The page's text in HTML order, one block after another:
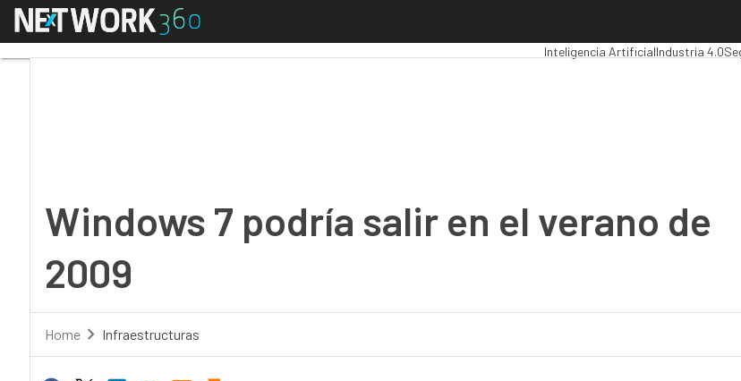
Menú
Inteligencia ArtificialIndustria 4.0
Windows 7 podría salir en el verano de
2009
Home Infraestructuras